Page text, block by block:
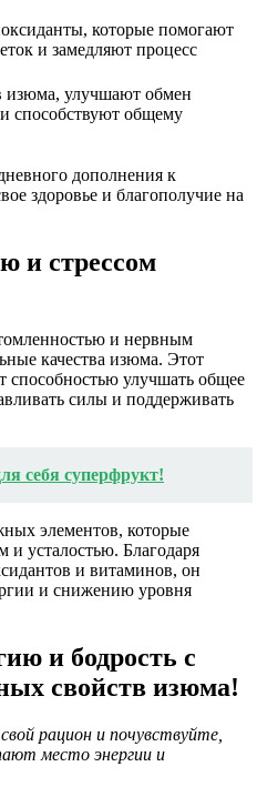
которые помогают
и замедляют процесс
изюма, улучшают обмен
способствуют общему
дополнения к
здоровье и благополучие на
и стрессом
и нервным
качества изюма. Этот
способностью улучшать общее
силы и поддерживать
себя суперфрукт!
элементов, которые
и усталостью. Благодаря
и витаминов, он
и снижению уровня
и бодрость с
свойств изюма!
рацион и почувствуйте,
место энергии и